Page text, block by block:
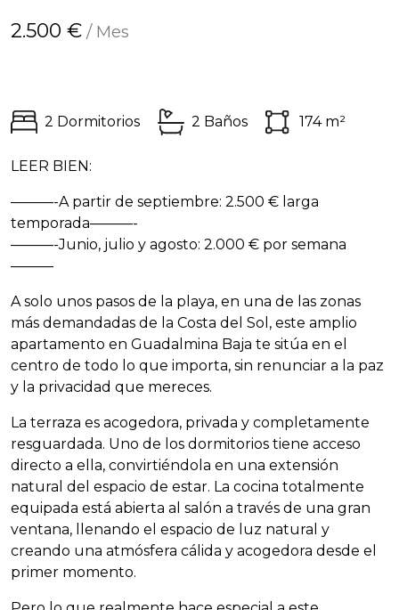
2.500 € / Mes
2 Dormitorios 2 Baños 174 m²
LEER BIEN:
———-A partir de septiembre: 2.500 € larga
temporada———-
———-Junio, julio y agosto: 2.000 € por semana
———
A solo unos pasos de la playa, en una de las zonas
más demandadas de la Costa del Sol, este amplio
apartamento en Guadalmina Baja te sitúa en el
centro de todo lo que importa, sin renunciar a la paz
y la privacidad que mereces.
La terraza es acogedora, privada y completamente
resguardada. Uno de los dormitorios tiene acceso
directo a ella, convirtiéndola en una extensión
natural del espacio de estar. La cocina totalmente
equipada está abierta al salón a través de una gran
ventana, llenando el espacio de luz natural y
creando una atmósfera cálida y acogedora desde el
primer momento.